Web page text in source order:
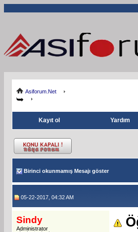
Asiforum.Net
Kayıt ol Yardım
Birinci okunmamış Mesajı göster
05-22-2017, 04:32 AM
Sindy
Administrator